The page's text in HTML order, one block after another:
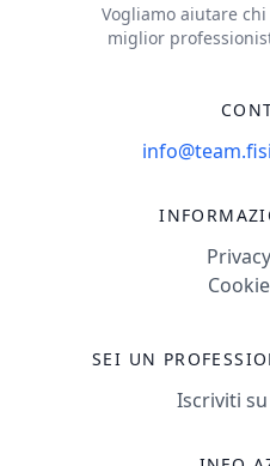
Vogliamo aiutare
miglior
SEI UN
Iscriviti su